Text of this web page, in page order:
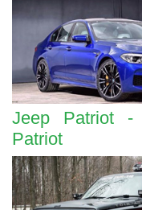
Jeep Patriot -
Patriot